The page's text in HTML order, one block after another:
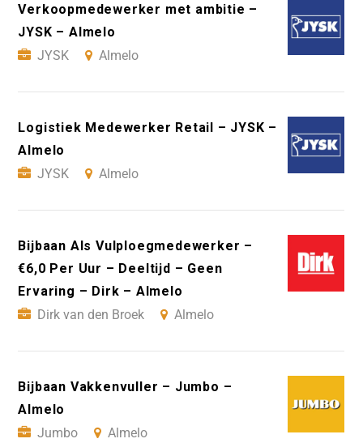
Verkoopmedewerker met ambitie –
JYSK – Almelo
JYSK
Almelo
Logistiek Medewerker Retail – JYSK –
Almelo
JYSK
Almelo
Bijbaan Als Vulploegmedewerker –
€6,0 Per Uur – Deeltijd – Geen
Ervaring – Dirk – Almelo
Dirk van den Broek
Almelo
Bijbaan Vakkenvuller – Jumbo –
Almelo
Jumbo
Almelo